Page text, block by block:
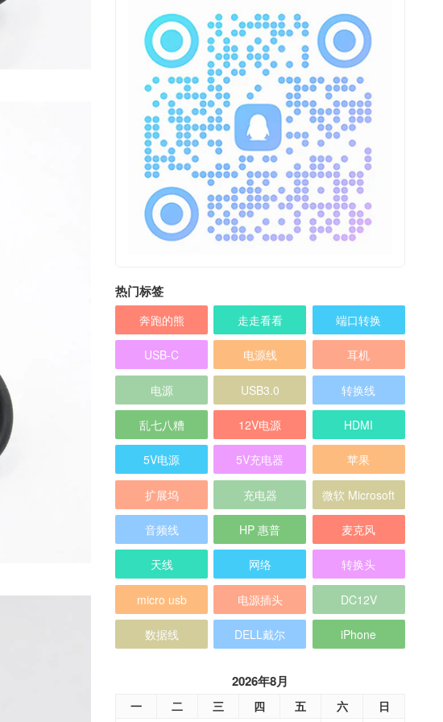
热门标签
奔跑的熊 走走看看 端口转换
USB-C 电源线 耳机
电源 USB3.0 转换线
乱七八糟 12V电源 HDMI
5V电源 5V充电器 苹果
扩展坞 充电器 微软 Microsoft
音频线 HP 惠普 麦克风
天线 网络 转换头
micro usb 电源插头 DC12V
数据线 DELL戴尔 iPhone
2026年8月
一 二 三 四 五 六
日